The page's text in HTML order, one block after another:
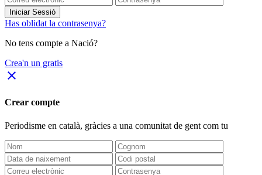
Iniciar Sessió
Has oblidat la contrasenya?
No tens compte a Nació?
Crea'n un gratis
close
Crear compte
Periodisme en català, gràcies a una comunitat de gent com tu